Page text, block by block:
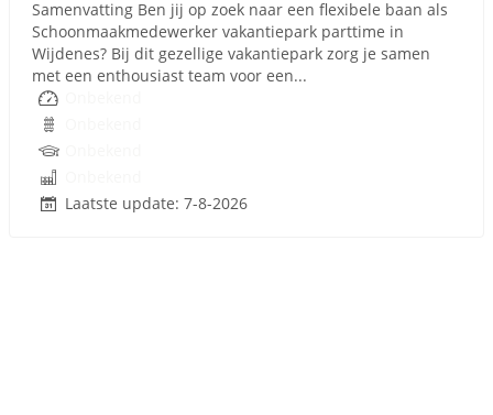
Samenvatting Ben jij op zoek naar een flexibele baan als
Schoonmaakmedewerker vakantiepark parttime in
Wijdenes? Bij dit gezellige vakantiepark zorg je samen
met een enthousiast team voor een...
Laatste update: 7-8-2026